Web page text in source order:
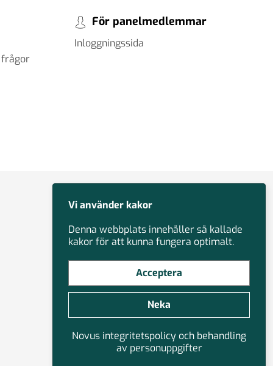
frågor
För panelmedlemmar
Inloggningssida
Vi använder kakor
Denna webbplats innehåller så kallade
kakor för att kunna fungera optimalt.
Acceptera
Neka
Novus integritetspolicy och behandling
av personuppgifter